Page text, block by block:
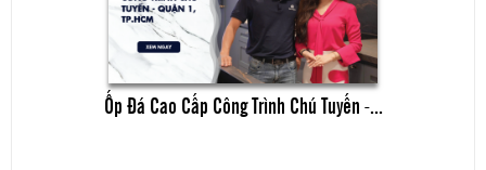
Ốp Đá Cao Cấp Công Trình Chú Tuyến -...